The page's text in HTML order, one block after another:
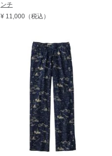
ンチ
¥ 11,000（税込）